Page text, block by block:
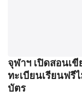
จุฬาฯ เปิดสอนเ
ทะเบียนเรียนฟรี
บัตร